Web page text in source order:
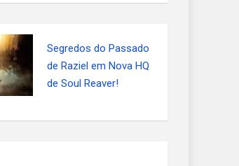
Segredos do Passado
de Raziel em Nova HQ
de Soul Reaver!